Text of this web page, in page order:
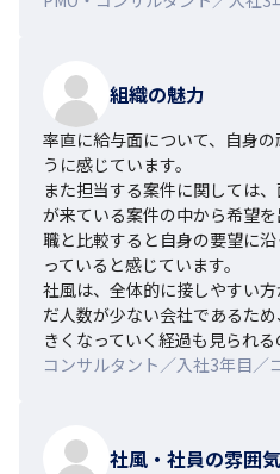
組織の魅力
率直に給与面について、自身
うに感じています。
また担当する案件に関しては
が来ている案件の中から希望
職と比較すると自身の要望に
っていると感じています。
社風は、全体的に接しやすい
だ人数が少ない会社であるた
きくなっていく経過も見られる
コンサルタント／入社3年目／
社風・社員の雰囲気